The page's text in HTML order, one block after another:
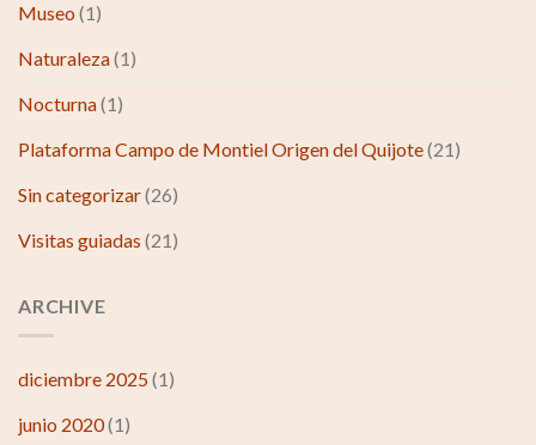
Museo (1)
Naturaleza(1)
Nocturna(1)
Plataforma Campo de Montiel Origen del Quijote(21)
Sin categorizar(26)
Visitas guiadas (21)
ARCHIVE
diciembre 2025(1)
junio 2020(1)